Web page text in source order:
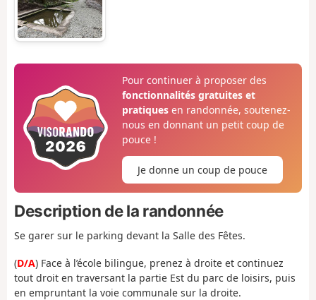
Pour continuer à proposer des
fonctionnalités gratuites et
pratiquesen randonnée, soutenez-
nous en donnant un petit coup de
pouce !
Je donne un coup de pouce
Description de la randonnée
Se garer sur le parking devant la Salle des Fêtes.
(D/A) Face à l’école bilingue, prenez à droite et continuez
tout droit en traversant la partie Est du parc de loisirs, puis
en empruntant la voie communale sur la droite.